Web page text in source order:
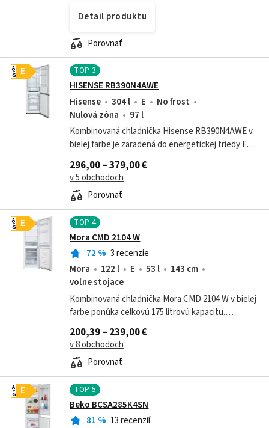
Detail produktu
Porovnať
TOP 3
HISENSE RB390N4AWE
E
A
G
Hisense 304 l E
No frost
Nulová zóna
97 l
Kombinovaná chladnička Hisense RB390N4AWE v
bielej farbe je zaradená do energetickej triedy E.
Celkový objem je 304 litrov: chladiaca časť má 207
litrov a mraziaca časť, ktorá...
296,00 – 379,00 €
v 5 obchodoch
Porovnať
TOP 4
Mora CMD 2104 W
72 % 3 recenzie
E
A
G
Mora 122 l E 53 l
143 cm
voľne stojace
Kombinovaná chladnička Mora CMD 2104 W v bielej
farbe ponúka celkovú 175 litrovú kapacitu.
Chladiaca časť disponuje 122 l objemom a
mraznička 53 l objemom. Vybavená je...
200,39 – 239,00 €
v 8 obchodoch
Porovnať
TOP 5
Beko BCSA285K4SN
81 % 13 recenzií
E
A
G